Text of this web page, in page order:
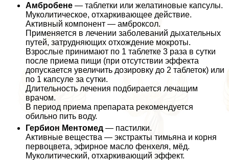
Амбробене — таблетки или желатиновые капсулы.
Муколитическое, отхаркивающее действие.
Активный компонент — амброксол.
Применяется в лечении заболеваний дыхательных
путей, затрудняющих отхождение мокроты.
Взрослые принимают по 1 таблетке 3 раза в сутки
после приема пищи (при отсутствии эффекта
допускается увеличить дозировку до 2 таблеток) или
по 1 капсуле за сутки.
Длительность лечения подбирается лечащим
врачом.
В период приема препарата рекомендуется
обильно пить воду.
Гербион Ментомед — пастилки.
Активные вещества — экстpaкты тимьяна и корня
первоцвета, эфирное масло фенхеля, мёд.
Муколитический, отхаркивающий эффект.